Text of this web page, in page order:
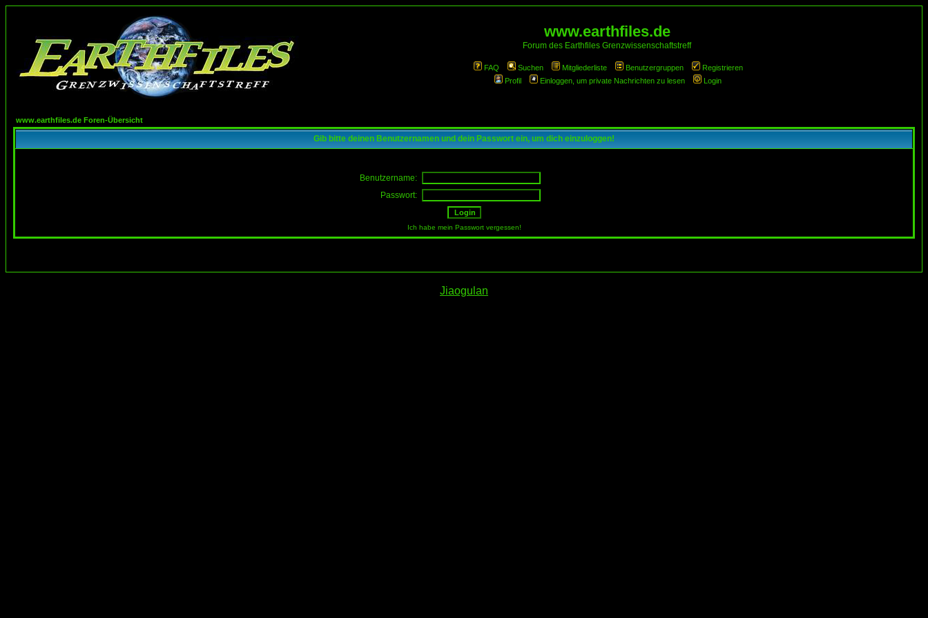
www.earthfiles.de
Forum des Earthfiles Grenzwissenschaftstreff
FAQ Suchen Mitgliederliste Benutzergruppen
Registrieren
Profil
Einloggen, um private Nachrichten zu lesen Login
www.earthfiles.de Foren-Übersicht
Gib bitte deinen Benutzernamen und dein Passwort ein, um dich einzuloggen!
Benutzername:
Passwort:
Ich habe mein Passwort vergessen!
Jiaogulan